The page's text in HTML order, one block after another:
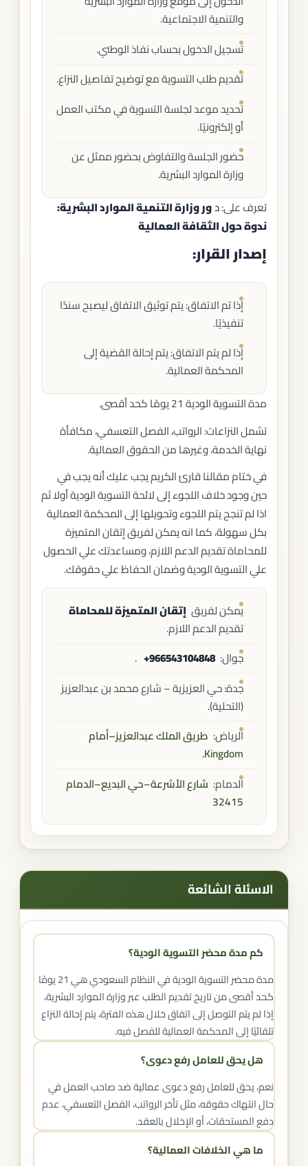
والتنمية الاجتماعية.
تسجيل الدخول بحساب نفاذ الوطني.
تقديم طلب التسوية مع توضيح تفاصيل النزاع.
تحديد موعد لجلسة التسوية في مكتب العمل
أو إلكترونيًا.
حضور الجلسة والتفاوض بحضور ممثل عن
وزارة الموارد البشرية.
تعرف على:دور وزارة التنمية الموارد البشرية:
ندوة حول الثقافة العمالية
إصدار القرار:
إذا تم الاتفاق: يتم توثيق الاتفاق ليصبح سندًا
تنفيذيًا.
إذا لم يتم الاتفاق: يتم إحالة القضية إلى
المحكمة العمالية.
مدة التسوية الودية 21 يومًا كحد أقصى.
تشمل النزاعات: الرواتب، الفصل التعسفي، مكافأة
نهاية الخدمة، وغيرها من الحقوق العمالية.
في ختام مقالنا قارئ الكريم يجب عليك أنه يجب في
حين وجود خلاف اللجوء إلى لائحة التسوية الودية أولا ثم
اذا لم تنجح يتم اللجوء وتحويلها إلى المحكمة العمالية
بكل سهولة، كما انه يمكن لفريق إتقان المتميزة
للمحاماة تقديم الدعم اللازم، ومساعدتك علي الحصول
علي التسوية الودية وضمان الحفاظ علي حقوقك.
يمكن لفريق إتقان المتميزة للمحاماة
تقديم الدعم اللازم.
جوال: ‎‎ ‎ +966543104848
.
جدة: حي العزيزية – شارع محمد بن عبدالعزيز
(التحلية).
الرياض: طريق الملك عبدالعزيز–أمام
Kingdom.
الدمام: شارع الأشرعة–حي البديع–الدمام
32415
الاسئلة الشائعة
كم مدة محضر التسوية الودية؟
مدة محضر التسوية الودية في النظام السعودي هي 21 يومًا
كحد أقصى من تاريخ تقديم الطلب عبر وزارة الموارد البشرية،
إذا لم يتم التوصل إلى اتفاق خلال هذه الفترة، يتم إحالة النزاع
تلقائيًا إلى المحكمة العمالية للفصل فيه.
هل يحق للعامل رفع دعوى؟
نعم، يحق للعامل رفع دعوى عمالية ضد صاحب العمل في
حال انتهاك حقوقه، مثل تأخر الرواتب، الفصل التعسفي، عدم
دفع المستحقات، أو الإخلال بالعقد.
ما هي الخلافات العمالية؟